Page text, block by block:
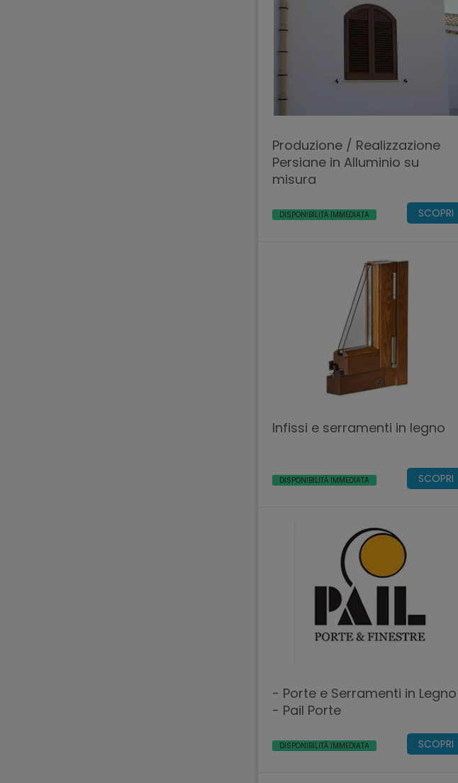
Produzione / Realizzazione
Persiane in Alluminio su
misura
DISPONIBILITÀ IMMEDIATA SCOPRI
Infissi e serramenti in legno
DISPONIBILITÀ IMMEDIATA SCOPRI
- Porte e Serramenti in Legno
- Pail Porte
DISPONIBILITÀ IMMEDIATA SCOPRI